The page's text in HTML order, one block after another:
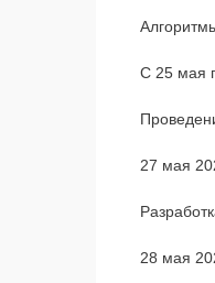
С 25 мая
27 мая
28 мая